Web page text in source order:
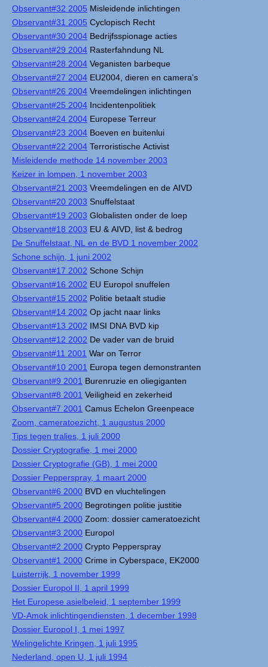
Observant#32 2005 Misleidende inlichtingen
Observant#31 2005 Cyclopisch Recht
Observant#30 2004 Bedrijfsspionage acties
Observant#29 2004 Rasterfahndung NL
Observant#28 2004 Veganisten barbeque
Observant#27 2004 EU2004, dieren en camera's
Observant#26 2004 Vreemdelingen inlichtingen
Observant#25 2004 Incidentenpolitiek
Observant#24 2004 Europese Terreur
Observant#23 2004 Boeven en buitenlui
Observant#22 2004 Terroristische Activist
Misleidende methode 14 november 2003
Keizer in lompen, 1 november 2003
Observant#21 2003 Vreemdelingen en de AIVD
Observant#20 2003 Snuffelstaat
Observant#19 2003 Globalisten onder de loep
Observant#18 2003 EU & AIVD, list & bedrog
De Snuffelstaat, NL en de BVD 1 november 2002
Schone schijn, 1 juni 2002
Observant#17 2002 Schone Schijn
Observant#16 2002 EU Europol snuffelen
Observant#15 2002 Politie betaalt studie
Observant#14 2002 Op jacht naar links
Observant#13 2002 IMSI DNA BVD kip
Observant#12 2002 De vader van de bruid
Observant#11 2001 War on Terror
Observant#10 2001 Europa tegen demonstranten
Observant#9 2001 Burenruzie en oliegiganten
Observant#8 2001 Veiligheid en zekerheid
Observant#7 2001 Camus Echelon Greenpeace
Zoom, cameratoezicht, 1 augustus 2000
Tips tegen tralies, 1 juli 2000
Dossier Cryptografie, 1 mei 2000
Dossier Cryptografie (GB), 1 mei 2000
Dossier Pepperspray, 1 maart 2000
Observant#6 2000 BVD en vluchtelingen
Observant#5 2000 Begrotingen politie justitie
Observant#4 2000 Zoom: dossier cameratoezicht
Observant#3 2000 Europol
Observant#2 2000 Crypto Pepperspray
Observant#1 2000 Crime in Cyberspace, EK2000
Luisterrijk, 1 november 1999
Dossier Europol II, 1 april 1999
Het Europese asielbeleid, 1 september 1999
VD-Amok inlichtingendiensten, 1 december 1998
Dossier Europol I, 1 mei 1997
Welingelichte Kringen, 1 juli 1995
Nederland, open U, 1 juli 1994